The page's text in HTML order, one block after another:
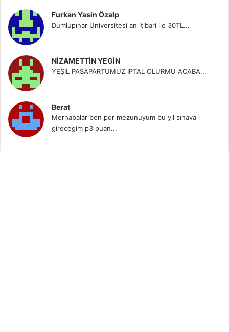
Furkan Yasin Özalp
Dumlupınar Üniversitesi an itibari ile 30TL...
NİZAMETTİN YEGİN
YEŞİL PASAPARTUMUZ İPTAL OLURMU ACABA...
Berat
Merhabalar ben pdr mezunuyum bu yıl sınava
girecegim p3 puan...